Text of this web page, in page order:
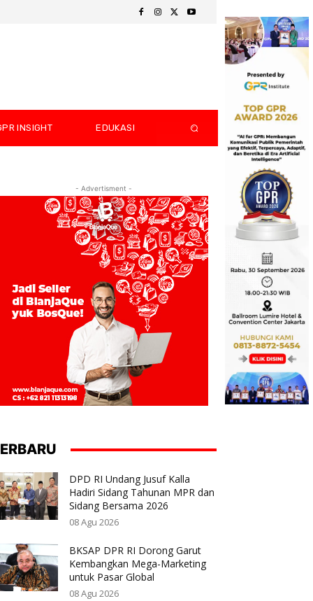
INSIGHT EDUKASI
- Advertisment -
DPD RI Undang Jusuf Kalla
Hadiri Sidang Tahunan MPR dan
Sidang Bersama 2026
08 Agu 2026
BKSAP DPR RI Dorong Garut
Kembangkan Mega-Marketing
untuk Pasar Global
08 Agu 2026